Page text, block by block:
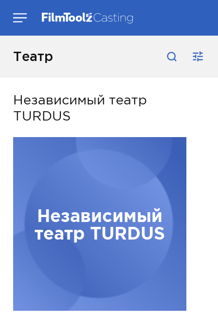
Театр
Независимый театр
TURDUS
Независимый
театр TURDUS